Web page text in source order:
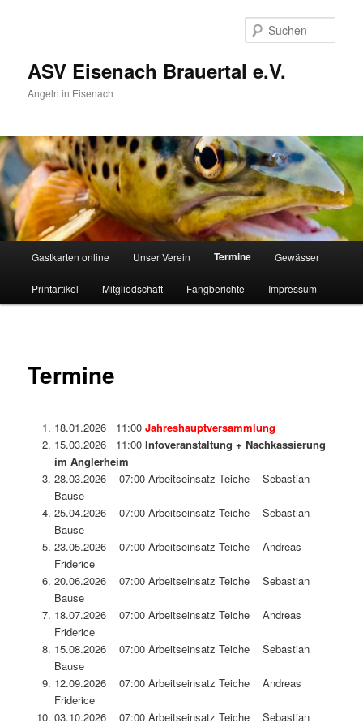
ASV Eisenach Brauertal e.V.
Angeln in Eisenach
Gastkarten online Unser Verein Termine Gewässer
Printartikel Mitgliedschaft Fangberichte Impressum
Termine
18.01.2026 11:00 Jahreshauptversammlung
15.03.2026 11:00 Infoveranstaltung + Nachkassierung
im Anglerheim
28.03.2026 07:00 Arbeitseinsatz Teiche Sebastian
Bause
25.04.2026 07:00 Arbeitseinsatz Teiche Sebastian
Bause
23.05.2026 07:00 Arbeitseinsatz Teiche Andreas
Friderice
20.06.2026 07:00 Arbeitseinsatz Teiche Sebastian
Bause
18.07.2026 07:00 Arbeitseinsatz Teiche Andreas
Friderice
15.08.2026 07:00 Arbeitseinsatz Teiche Sebastian
Bause
12.09.2026 07:00 Arbeitseinsatz Teiche Andreas
Friderice
03.10.2026 07:00 Arbeitseinsatz Teiche Sebastian